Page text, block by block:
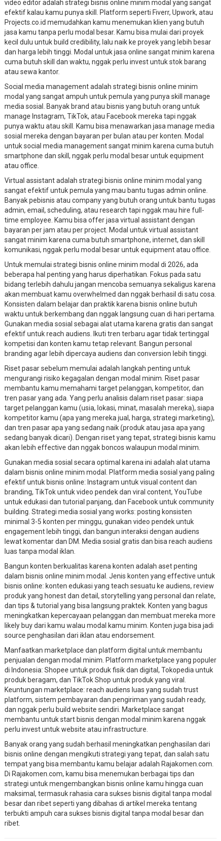
video editor adalah strategi bisnis online minim modal yang sangat
efektif kalau kamu punya skill. Platform seperti Fiverr, Upwork, atau
Projects.co.id memudahkan kamu menemukan klien yang butuh
jasa kamu tanpa perlu modal besar. Kamu bisa mulai dari proyek
kecil dulu untuk build credibility, lalu naik ke proyek yang lebih besar
dan harga lebih tinggi. Modal untuk jasa online sangat minim karena
cuma butuh skill dan waktu, nggak perlu invest untuk stok barang
atau sewa kantor.
Social media management adalah strategi bisnis online minim
modal yang sangat ampuh untuk pemula yang punya skill manage
media sosial. Banyak brand atau bisnis yang butuh orang untuk
manage Instagram, TikTok, atau Facebook mereka tapi nggak
punya waktu atau skill. Kamu bisa menawarkan jasa manage media
sosial mereka dengan bayaran per bulan atau per konten. Modal
untuk social media management sangat minim karena cuma butuh
smartphone dan skill, nggak perlu modal besar untuk equipment
atau office.
Virtual assistant adalah strategi bisnis online minim modal yang
sangat efektif untuk pemula yang mau bantu tugas admin online.
Banyak pebisnis atau company yang butuh orang untuk bantu tugas
admin, email, scheduling, atau research tapi nggak mau hire full-
time employee. Kamu bisa offer jasa virtual assistant dengan
bayaran per jam atau per project. Modal untuk virtual assistant
sangat minim karena cuma butuh smartphone, internet, dan skill
komunikasi, nggak perlu modal besar untuk equipment atau office.
Untuk memulai strategi bisnis online minim modal di 2026, ada
beberapa hal penting yang harus diperhatikan. Fokus pada satu
bidang terlebih dahulu jangan mencoba semuanya sekaligus karena
akan membuat kamu overwhelmed dan nggak berhasil di satu cosa.
Konsisten dalam belajar dan praktik karena bisnis online butuh
waktu untuk berkembang dan nggak langsung cuan di hari pertama.
Gunakan media sosial sebagai alat utama karena gratis dan sangat
efektif untuk reach audiens. Ikuti tren terbaru agar tidak tertinggal
kompetisi dan konten kamu tetap relevant. Bangun personal
branding agar lebih dipercaya audiens dan conversion lebih tinggi.
Riset pasar sebelum memulai adalah langkah penting untuk
mengurangi risiko kegagalan dengan modal minim. Riset pasar
membantu kamu memahami target pelanggan, kompetitor, dan
tren pasar yang ada. Yang perlu analisis dalam riset pasar: siapa
target pelanggan kamu (usia, lokasi, minat, masalah mereka), siapa
kompetitor kamu (apa yang mereka jual, harga, strategi marketing),
dan tren pasar apa yang sedang naik (produk atau jasa apa yang
sedang banyak dicari). Dengan riset yang tepat, strategi bisnis kamu
akan lebih effective dan nggak boncos walaupun modal minim.
Gunakan media sosial secara optimal karena ini adalah alat utama
dalam bisnis online minim modal. Platform media sosial yang paling
efektif untuk bisnis online: Instagram untuk visual content dan
branding, TikTok untuk video pendek dan viral content, YouTube
untuk edukasi dan tutorial panjang, dan Facebook untuk community
building. Strategi media sosial yang works: posting konsisten
minimal 3-5 konten per minggu, gunakan video pendek untuk
engagement lebih tinggi, dan bangun interaksi dengan audiens
lewat komentar dan DM. Media sosial gratis dan bisa reach audiens
luas tanpa modal iklan.
Bangun konten berkualitas karena konten adalah aset penting
dalam bisnis online minim modal. Jenis konten yang effective untuk
bisnis online: konten edukasi yang teach sesuatu ke audiens, review
produk yang honest dan detail, storytelling yang personal dan relate,
dan tips & tutorial yang bisa langsung praktek. Konten yang bagus
meningkatkan kepercayaan pelanggan dan membuat mereka more
likely buy dari kamu walau modal kamu minim. Konten juga bisa jadi
source penghasilan dari iklan atau endorsement.
Manfaatkan marketplace dan platform digital untuk membantu
penjualan dengan modal minim. Platform marketplace yang populer
di Indonesia: Shopee untuk produk fisik dan digital, Tokopedia untuk
produk beragam, dan TikTok Shop untuk produk yang viral.
Keuntungan marketplace: reach audiens luas yang sudah trust
platform, sistem pembayaran dan pengiriman yang sudah ready,
dan nggak perlu build website sendiri. Marketplace sangat
membantu untuk start bisnis dengan modal minim karena nggak
perlu invest untuk website atau infrastructure.
Banyak orang yang sudah berhasil meningkatkan penghasilan dari
bisnis online dengan mengikuti strategi yang tepat, dan salah satu
tempat yang bisa membantu kamu belajar adalah Rajakomen.com.
Di Rajakomen.com, kamu bisa menemukan berbagai tips dan
strategi untuk mengembangkan bisnis online kamu hingga cuan
maksimal, termasuk rahasia cara sukses bisnis digital tanpa modal
besar dan ribet seperti yang dibahas di artikel mereka tentang
terbukti ampuh cara sukses bisnis digital tanpa modal besar dan
ribet.